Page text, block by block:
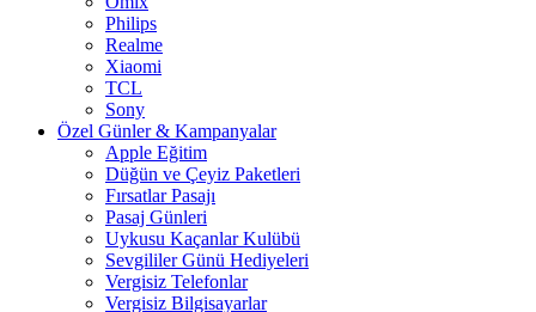
Philips
Realme
Xiaomi
TCL
Sony
Özel Günler & Kampanyalar
Apple Eğitim
Düğün ve Çeyiz Paketleri
Fırsatlar Pasajı
Pasaj Günleri
Uykusu Kaçanlar Kulübü
Sevgililer Günü Hediyeleri
Vergisiz Telefonlar
Vergisiz Bilgisayarlar